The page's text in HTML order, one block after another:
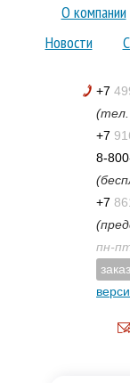
О компании
Новости
+7
+7
8-
+7
пн-